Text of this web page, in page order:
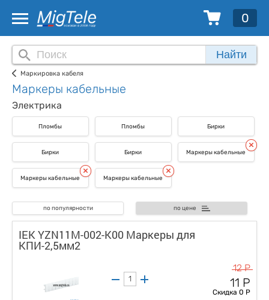
0
Найти
Маркировка кабеля
Маркеры кабельные
Электрика
Пломбы Пломбы Бирки
Бирки Бирки Маркеры кабельные
Маркеры кабельные Маркеры кабельные
по популярности по цене
IEK YZN11M-002-K00 Маркеры для
КПИ-2,5мм2
12 Р
11 Р
Скидка 0 Р